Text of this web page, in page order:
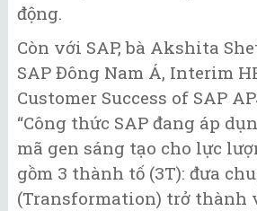
động.
Còn với SAP, bà Akshita
SAP Đông Nam Á, Interim
Customer Success of SAP
“Công thức SAP đang áp
mã gen sáng tạo cho lực
gồm 3 thành tố (3T): đưa
(Transformation) trở thành